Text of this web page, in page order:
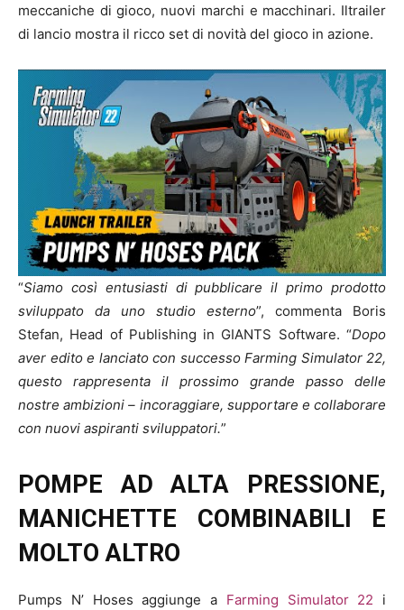
meccaniche di gioco, nuovi marchi e macchinari. Iltrailer
di lancio mostra il ricco set di novità del gioco in azione.
“Siamo così entusiasti di pubblicare il primo prodotto
sviluppato da uno studio esterno”, commenta Boris
Stefan, Head of Publishing in GIANTS Software. “Dopo
aver edito e lanciato con successo Farming Simulator 22,
questo rappresenta il prossimo grande passo delle
nostre ambizioni – incoraggiare, supportare e collaborare
con nuovi aspiranti sviluppatori.”
POMPE AD ALTA PRESSIONE,
MANICHETTE COMBINABILI E
MOLTO ALTRO
Pumps N’ Hoses aggiunge a Farming Simulator 22 i